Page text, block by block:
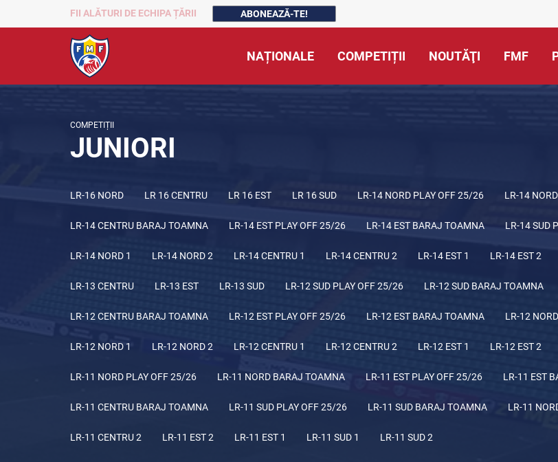
FII ALĂTURI DE ECHIPA ȚĂRII ABONEAZĂ-TE!
NAȚIONALE COMPETIȚII NOUTĂŢI FMF
COMPETIȚII
JUNIORI
LR-16 NORD LR 16 CENTRU LR 16 EST LR 16 SUD LR-14 NORD PLAY OFF 25/26 LR-14
LR-14 CENTRU BARAJ TOAMNA LR-14 EST PLAY OFF 25/26 LR-14 EST BARAJ TOAMNA LR-14 SUD
LR-14 NORD 1 LR-14 NORD 2 LR-14 CENTRU 1 LR-14 CENTRU 2 LR-14 EST 1 LR-14 EST 2
LR-13 CENTRU LR-13 EST LR-13 SUD LR-12 SUD PLAY OFF 25/26 LR-12 SUD BARAJ TOAMNA
LR-12 CENTRU BARAJ TOAMNA LR-12 EST PLAY OFF 25/26 LR-12 EST BARAJ TOAMNA LR-12
LR-12 NORD 1 LR-12 NORD 2 LR-12 CENTRU 1 LR-12 CENTRU 2 LR-12 EST 1 LR-12 EST 2
LR-11 NORD PLAY OFF 25/26 LR-11 NORD BARAJ TOAMNA LR-11 EST PLAY OFF 25/26 LR-11 EST
LR-11 CENTRU BARAJ TOAMNA LR-11 SUD PLAY OFF 25/26 LR-11 SUD BARAJ TOAMNA LR-11
LR-11 CENTRU 2 LR-11 EST 2 LR-11 EST 1 LR-11 SUD 1 LR-11 SUD 2